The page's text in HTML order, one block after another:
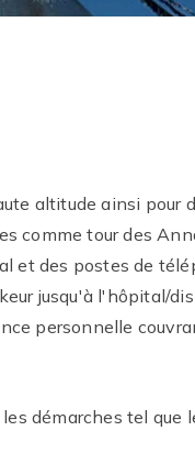
altitude ainsi pour
comme tour des
et des postes de
jusqu'à l'hôpital/
personnelle
démarches tel que